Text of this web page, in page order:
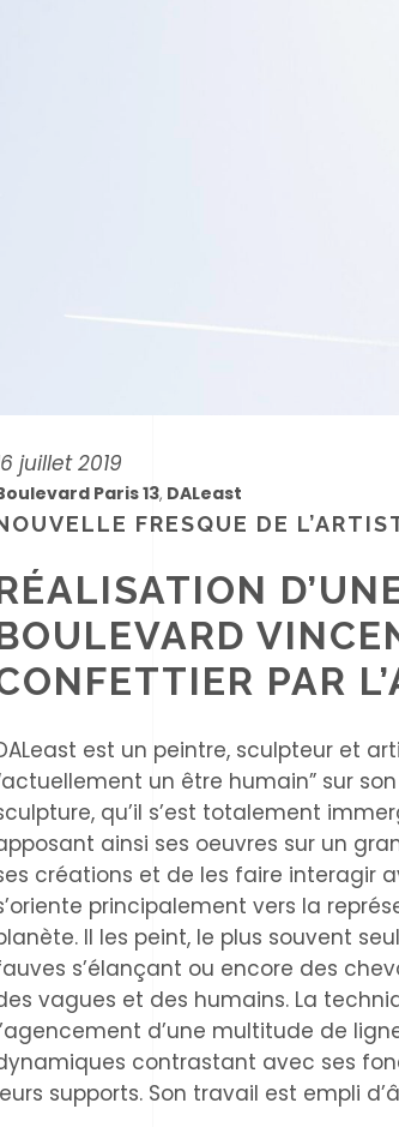
16 juillet 2019
Paris 13, DALeast
FRESQUE DE
PAR
est un peintre, sculpteur et
un être humain” sur
qu’il s’est totalement
ainsi ses oeuvres sur un
créations et de les faire interagir
principalement vers la
Il les peint, le plus souvent
s’élançant ou encore des
vagues et des humains. La
d’une multitude de
contrastant avec ses
supports. Son travail est empli